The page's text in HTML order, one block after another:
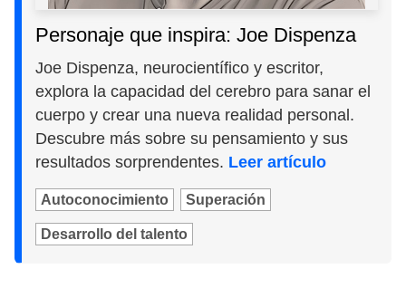
Personaje que inspira: Joe Dispenza
Joe Dispenza, neurocientífico y escritor,
explora la capacidad del cerebro para sanar el
cuerpo y crear una nueva realidad personal.
Descubre más sobre su pensamiento y sus
resultados sorprendentes. Leer artículo
Autoconocimiento Superación
Desarrollo del talento